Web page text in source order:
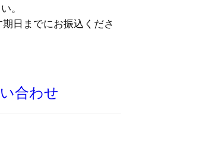
。
日までにお振込くださ
合わせ